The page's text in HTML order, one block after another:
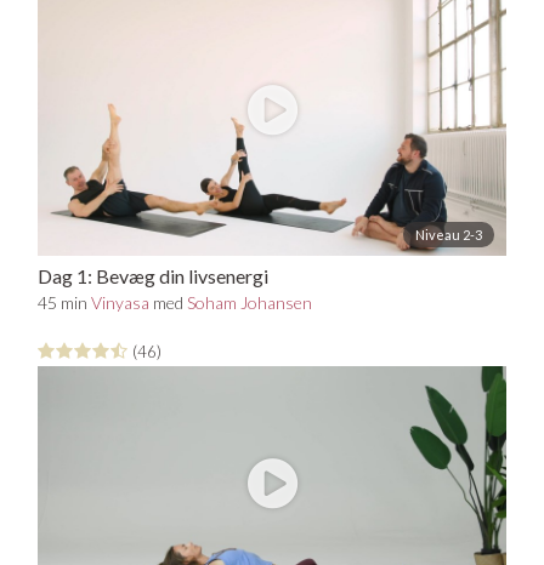
Niveau 2-3
Dag 1: Bevæg din livsenergi
45 minVinyasa med Soham Johansen
(46)